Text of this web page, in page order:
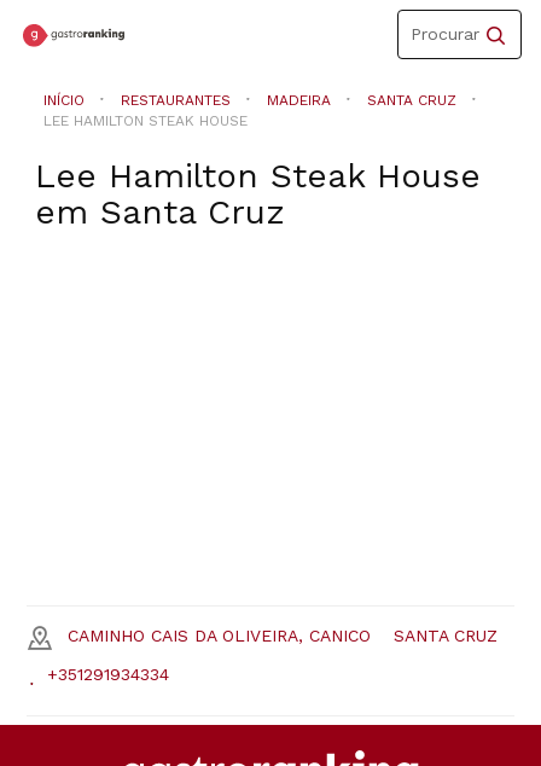
Toggle
navigation
Procurar
INÍCIO RESTAURANTES MADEIRA
SANTA CRUZ
LEE HAMILTON STEAK HOUSE
Lee Hamilton Steak House
em Santa Cruz
CAMINHO CAIS DA OLIVEIRA, CANICO SANTA CRUZ
+351291934334